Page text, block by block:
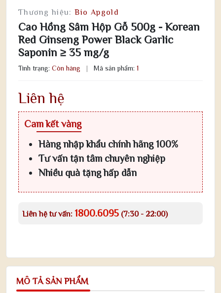
Thương hiệu:Bio Apgold
Cao Hồng Sâm Hộp Gỗ 500g - Korean
Red Ginseng Power Black Garlic
Saponin ≥ 35 mg/g
Tình trạng: Còn hàng | Mã sản phẩm: 1
Liên hệ
Cam kết vàng
Hàng nhập khẩu chính hãng 100%
Tư vấn tận tâm chuyên nghiệp
Nhiều quà tặng hấp dẫn
Liên hệ tư vấn: 1800.6095 (7:30 - 22:00)
MÔ TẢ SẢN PHẨM